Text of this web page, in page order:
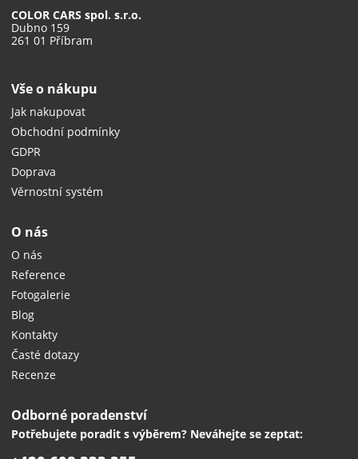
COLOR CARS spol. s.r.o.
Dubno 159
261 01 Příbram
Vše o nákupu
Jak nakupovat
Obchodní podmínky
GDPR
Doprava
Věrnostní systém
O nás
O nás
Reference
Fotogalerie
Blog
Kontakty
Časté dotazy
Recenze
Odborné poradenství
Potřebujete poradit s výběrem? Neváhejte se zeptat: